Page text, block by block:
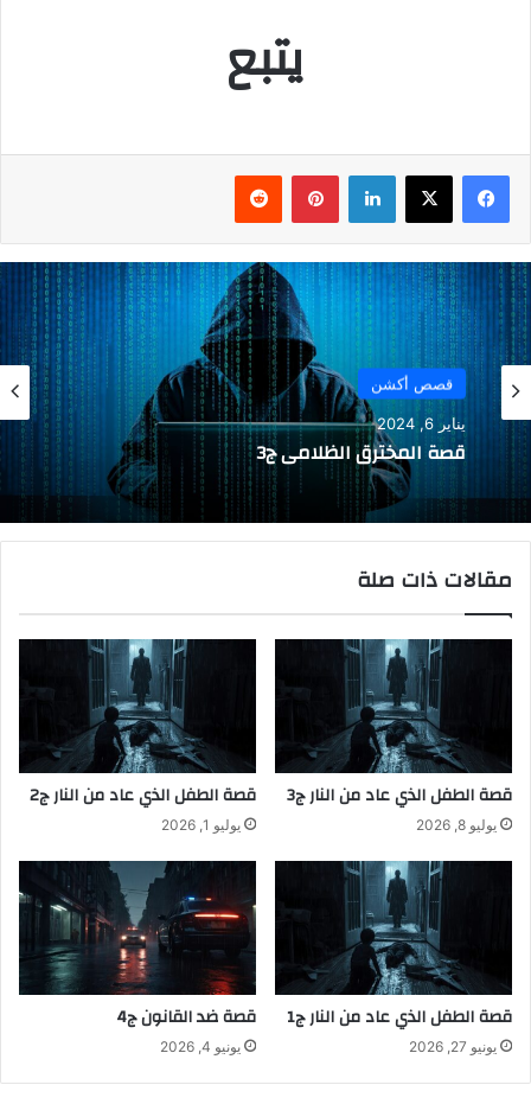
يتبع
فيسبوك ‫X لينكدإن بينتيريست
قصص أكشن
يناير 6, 2024
قصة المخترق الظلامي ج3
مقالات ذات صلة
قصة الطفل الذي عاد من النار ج3
يوليو 8, 2026
قصة الطفل الذي عاد من النار ج2
يوليو 1, 2026
قصة الطفل الذي عاد من النار ج1
يونيو 27, 2026
قصة ضد القانون ج4
يونيو 4, 2026